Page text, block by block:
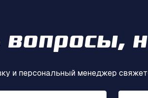
вопросы,
и персональный менеджер